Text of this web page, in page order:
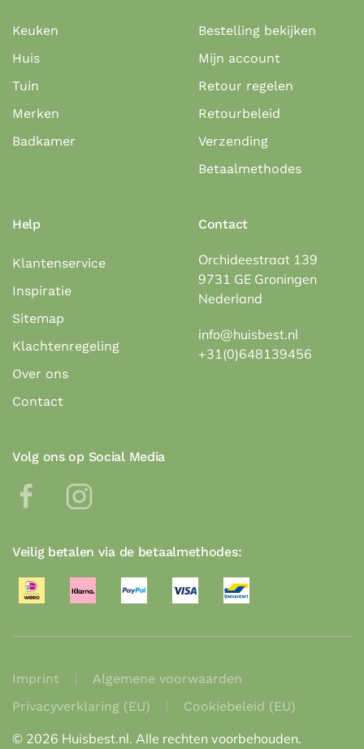
Keuken
Huis
Tuin
Merken
Badkamer
Bestelling bekijken
Mijn account
Retour regelen
Retourbeleid
Verzending
Betaalmethodes
Help
Klantenservice
Inspiratie
Sitemap
Klachtenregeling
Over ons
Contact
Contact
Orchideestraat 139
9731 GE Groningen
Nederland
info@huisbest.nl
+31(0)648139456
Volg ons op Social Media
Veilig betalen via de betaalmethodes:
Imprint
Algemene voorwaarden
Privacyverklaring (EU)
Cookiebeleid (EU)
© 2026 Huisbest.nl. Alle rechten voorbehouden.